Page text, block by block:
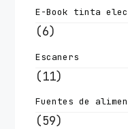
E-Book tinta
(6)
Escaners
(11)
Fuentes de
(59)